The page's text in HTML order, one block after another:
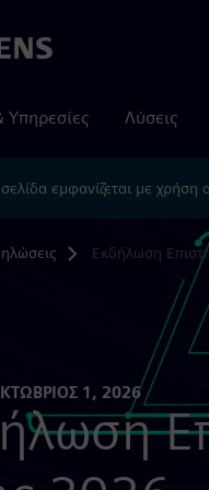
Υπηρεσίες Λύσεις
εμφανίζεται με
Εκδήλωση
1, 2026